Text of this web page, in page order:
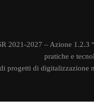
2021-2027 – Azione 1.2.3
pratiche e
progetti di digitalizzazione